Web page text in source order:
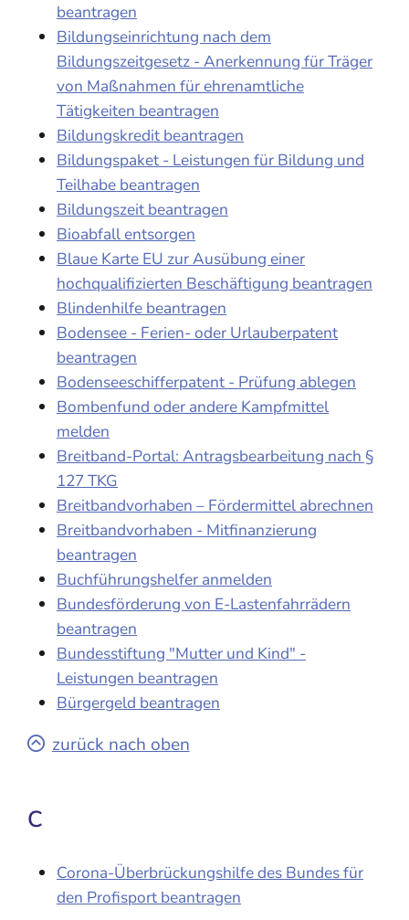
beantragen
Bildungseinrichtung nach dem
Bildungszeitgesetz - Anerkennung für Träger
von Maßnahmen für ehrenamtliche
Tätigkeiten beantragen
Bildungskredit beantragen
Bildungspaket - Leistungen für Bildung und
Teilhabe beantragen
Bildungszeit beantragen
Bioabfall entsorgen
Blaue Karte EU zur Ausübung einer
hochqualifizierten Beschäftigung beantragen
Blindenhilfe beantragen
Bodensee - Ferien- oder Urlauberpatent
beantragen
Bodenseeschifferpatent - Prüfung ablegen
Bombenfund oder andere Kampfmittel
melden
Breitband-Portal: Antragsbearbeitung nach §
127 TKG
Breitbandvorhaben – Fördermittel abrechnen
Breitbandvorhaben - Mitfinanzierung
beantragen
Buchführungshelfer anmelden
Bundesförderung von E-Lastenfahrrädern
beantragen
Bundesstiftung "Mutter und Kind" -
Leistungen beantragen
Bürgergeld beantragen
zurück nach oben
C
Corona-Überbrückungshilfe des Bundes für
den Profisport beantragen